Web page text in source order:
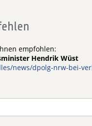
empfohlen:
Hendrik Wüst
news/dpolg-nrw-bei-